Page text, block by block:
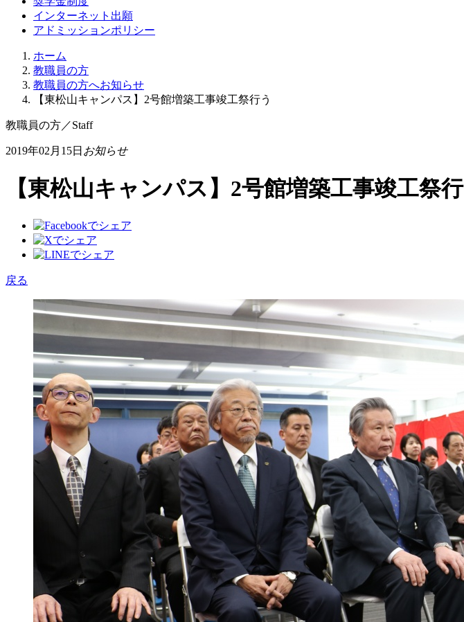
インターネット出願
アドミッションポリシー
ホーム
教職員の方
教職員の方へお知らせ
【東松山キャンパス】2号館増築工事竣工祭行う
教職員の方／Staff
2019年02月15日 お知らせ
【東松山キャンパス】2号館増築工事竣工祭行
戻る